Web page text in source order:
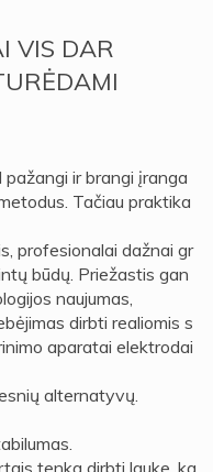
VIS DAR
ir brangi įranga
Tačiau praktika
profesionalai dažnai gr
būdų. Priežastis gan
naujumas,
dirbti realiomis s
aparatai elektrodai
alternatyvų.